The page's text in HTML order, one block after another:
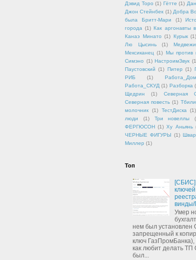
Дэвид Торо (1) Гётте (1)
Джон Стейнбек (1) Добра
была Бритт-Мари
(1)
города (1) Как аргонавты
Канаэ Минато (1) Курык (1)
Лю Цысинь
(1)
Мексиканец (1) Мы против
Симэно (1) НастроимЗвук
Паустовский (1) Питер (1)
РИБ
(1)
Работа_СКУД (1) Разборка
Щедрин
(1) Северная
Северная повесть (1)
молочник
(1) ТестДиска (1)
люди
(1) Три новеллы
ФЕРГЮСОН (1) Ху Аньянь
ЧЕРНЫЕ ФИГУРЫ
(1)
Миллер (1)
Топ
[СБИС]
ключей
Умер
нем был установлен
запрещенный к
ключ ГазПромБанка),
как любит делать
был...